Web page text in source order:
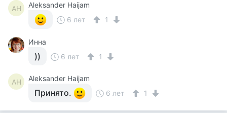
AH
Aleksander Haijam
6 лет
1
Инна
)) 6 лет 1
AH Aleksander Haijam
Принято. 6 лет 1